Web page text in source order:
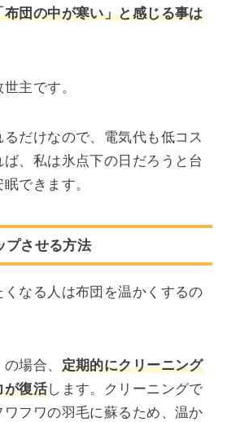
団の中が寒い」と感じる事は
主です。
だけなので、電気代も低コス
ば、私は氷点下の日だろうと台
できます。
プさせる方法
なる人は布団を温かくするの
場合、 定期的にクリーニング
が復活します。クリーニングで
フワの羽毛に蘇るため、温か